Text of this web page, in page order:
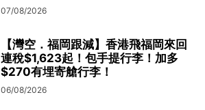
07/08/2026
【灣空．福岡跟減】香港飛福岡來回
連稅$1,623起！包手提行李！加多
$270有埋寄艙行李！
06/08/2026